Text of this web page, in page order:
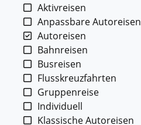
Aktivreisen
Anpassbare Autoreisen
Autoreisen
Bahnreisen
Busreisen
Flusskreuzfahrten
Gruppenreise
Individuell
Klassische Autoreisen